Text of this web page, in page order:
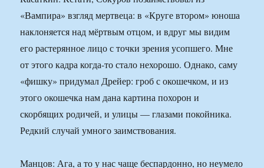
«Вампира» взгляд мертвеца: в «Круге втором» юноша
наклоняется над мёртвым отцом, и вдруг мы видим
его растерянное лицо с точки зрения усопшего. Мне
от этого кадра когда-то стало нехорошо. Однако, саму
«фишку» придумал Дрейер: гроб с окошечком, и из
этого окошечка нам дана картина похорон и
скорбящих родичей, и улицы — глазами покойника.
Редкий случай умного заимствования.
Манцов: Ага, а то у нас чаще беспардонно, но неумело